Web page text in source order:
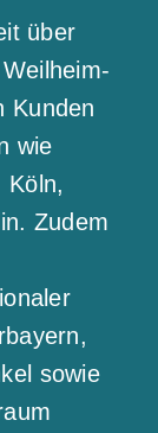
über
Kunden
wie
Köln,
Zudem
sowie